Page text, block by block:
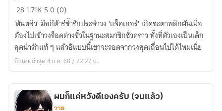
Humbucker
โซโล่
รัก
ให้
ก้อง
โลก
แล้ว)
281.71K 50 (0)
'ต้นหลิว' มือกีต้าร์ช้ำรักประจำวง 'แจ็คเกอร์' เกิดชะตาพลิกผันเมื่อ
ต้องไปเข้าวงร็อคต่างขั้วในฐานะสมาชิกชั่วคราว ทั้งที่ตัวเองเป็นเด็ก
ลุคน่ารักแท้ ๆ แล้วอีแบบนี้เขาจะรอดจากวงสุดเถื่อนไปได้ไหมเนี่ย
อัปเดตล่าสุด 4 ก.ค. 68 / 22:27 น.
ผมก็แค่หวังดีเองครับ (จบแล้ว)
วาย